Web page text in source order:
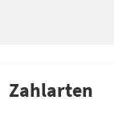
Zahlarten